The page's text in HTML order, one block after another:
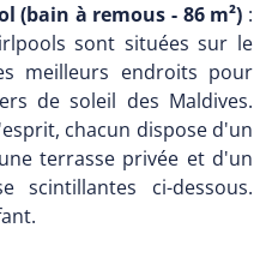
(bain à remous - 86 m²) :
sont situées sur le
meilleurs endroits pour
de soleil des Maldives.
chacun dispose d'un
terrasse privée et d'un
scintillantes ci-dessous.